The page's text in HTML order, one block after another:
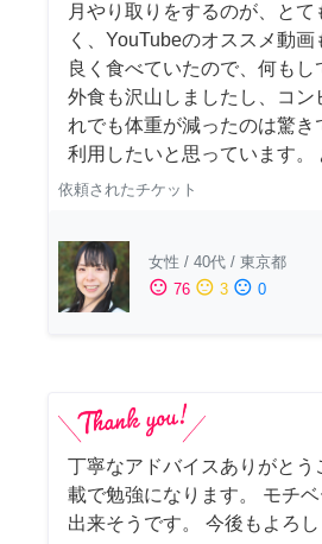
月やり取りをするのが、と
く、YouTubeのオススメ動
良く食べていたので、何もし
外食も沢山しましたし、コ
れでも体重が減ったのは驚
利用したいと思っています
依頼されたチケット
女性 / 40代 / 東京都
sentiment_satisfied 76 sentiment_neutral 3 sentiment_dissatisfied 0
丁寧なアドバイスありがと
載で勉強になります。 モチ
出来そうです。 今後もよろし